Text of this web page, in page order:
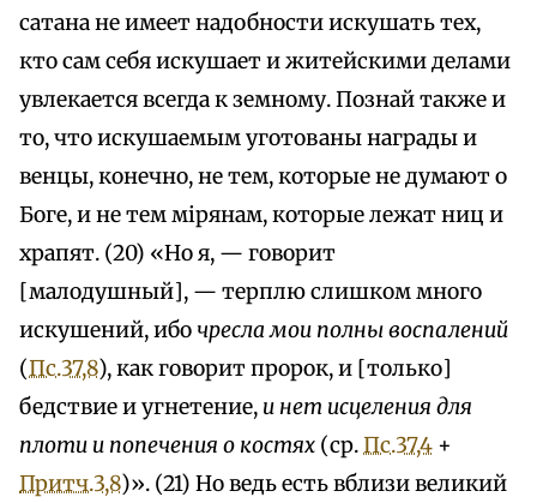
сатана не имеет надобности искушать тех,
кто сам себя искушает и житейскими делами
увлекается всегда к земному. Познай также и
то, что искушаемым уготованы награды и
венцы, конечно, не тем, которые не думают о
Боге, и не тем мiрянам, которые лежат ниц и
храпят. (20) «Но я, — говорит
[малодушный], — терплю слишком много
искушений, ибочресла мои полны воспалений
(Пс.37,8), как говорит пророк, и [только]
бедствие и угнетение, и нет исцеления для
плоти и попечения о костях (ср.Пс.37,4 +
Притч.3,8)». (21) Но ведь есть вблизи великий